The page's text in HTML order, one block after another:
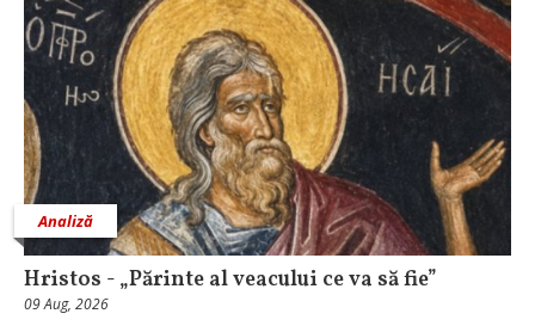
Analiză
Hristos - „Părinte al veacului ce va să fie”
09 Aug, 2026